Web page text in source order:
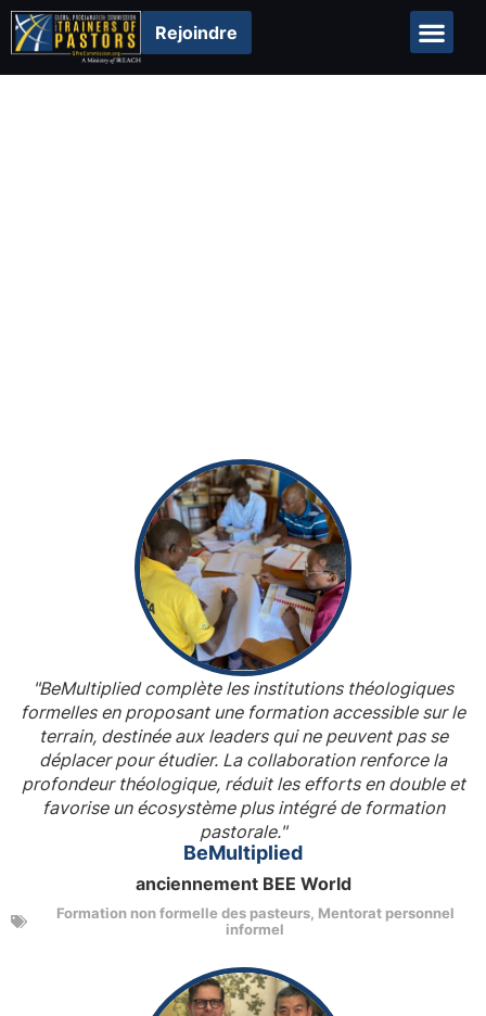
Rejoindre
"BeMultiplied complète les institutions théologiques
formelles en proposant une formation accessible sur le
terrain, destinée aux leaders qui ne peuvent pas se
déplacer pour étudier. La collaboration renforce la
profondeur théologique, réduit les efforts en double et
favorise un écosystème plus intégré de formation
pastorale."
BeMultiplied
anciennement BEE World
Formation non formelle des pasteurs, Mentorat personnel
informel